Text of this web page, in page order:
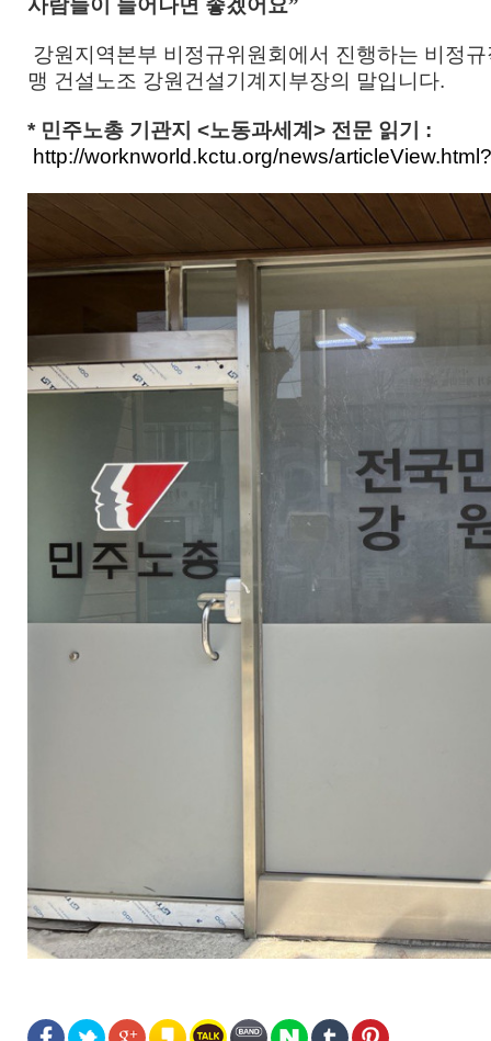
사람들이 늘어나면 좋겠어요”
강원지역본부 비정규위원회에서 진행하는 비정
맹 건설노조 강원건설기계지부장의 말입니다.
* 민주노총 기관지 <노동과세계> 전문 읽기 :
http://worknworld.kctu.org/news/